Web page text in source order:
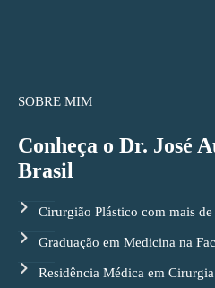
SOBRE MIM
Conheça o Dr. José
Brasil
Cirurgião Plástico com mais
Graduação em Medicina na
Residência Médica em